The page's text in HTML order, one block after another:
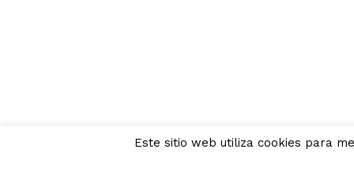
Este sitio web utiliza cookies para